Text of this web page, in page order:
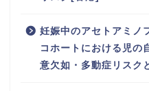
妊娠中のアセトアミノ
コホートにおける児の
意欠如・多動症リスク